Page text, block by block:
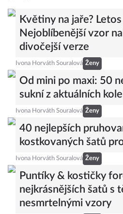
Květiny na jaře?
Nejoblíbenější vzor
divočejší verze
Ivona Horváth Souralová Ženy
Od mini po maxi: 50
sukní z aktuálních
Ivona Horváth Souralová Ženy
40 nejlepších
kostkovaných šatů
Ivona Horváth Souralová Ženy
Puntíky & kostičky
nejkrásnějších šatů s
nesmrtelnými vzory